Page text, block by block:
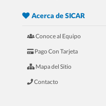
tu
Acerca de SICAR
Conoce al Equipo
Pago Con Tarjeta
Mapa del Sitio
Contacto